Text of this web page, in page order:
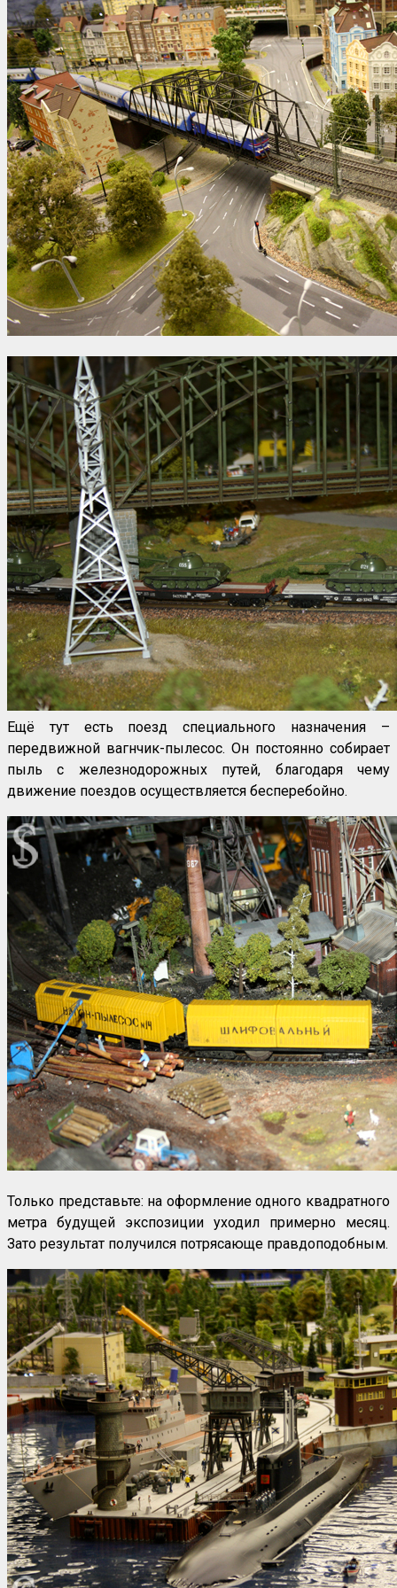
Ещё тут есть поезд специального назначения –
передвижной вагнчик-пылесос. Он постоянно собирает
пыль с железнодорожных путей, благодаря чему
движение поездов осуществляется бесперебойно.
Только представьте: на оформление одного квадратного
метра будущей экспозиции уходил примерно месяц.
Зато результат получился потрясающе правдоподобным.